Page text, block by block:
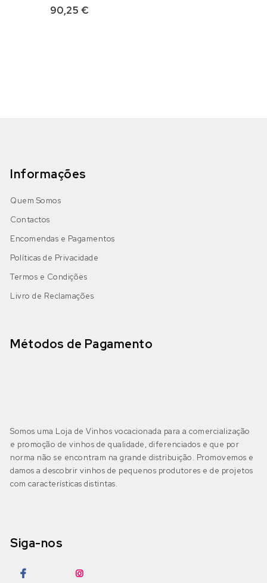
90,25 €
Informações
Quem Somos
Contactos
Encomendas e Pagamentos
Políticas de Privacidade
Termos e Condições
Livro de Reclamações
Métodos de Pagamento
Somos uma Loja de Vinhos vocacionada para a comercialização
e promoção de vinhos de qualidade, diferenciados e que por
norma não se encontram na grande distribuição. Promovemos e
damos a descobrir vinhos de pequenos produtores e de projetos
com características distintas.
Siga-nos